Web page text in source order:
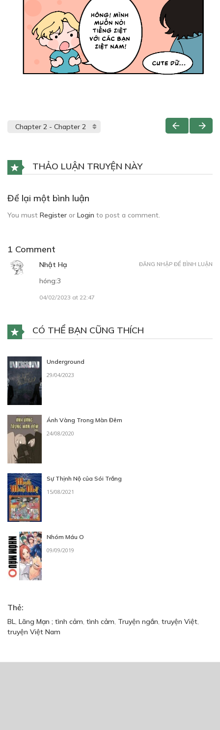
THẢO LUẬN TRUYỆN NÀY
Để lại một bình luận
You must Register or Login to post a comment.
1 Comment
Nhật Hạ
hóng:3
04/02/2023 at 22:47
ĐĂNG NHẬP ĐỂ BÌNH LUẬN
CÓ THỂ BẠN CŨNG THÍCH
Underground
29/04/2023
Ánh Vàng Trong Màn Đêm
24/08/2020
Sự Thịnh Nộ của Sói Trắng
15/08/2021
Nhóm Máu O
09/09/2019
Thẻ:
BL, Lãng Mạn ; tình cảm, tình cảm, Truyện ngắn, truyện Việt,
truyện Việt Nam